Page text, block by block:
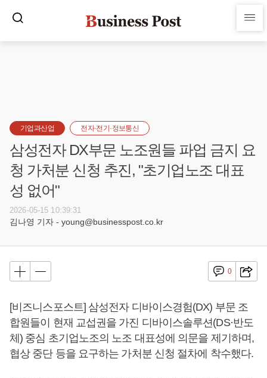
기업과산업 전자·전기·정보통신
삼성전자 DX부문 노조원들 파업 금지 요
청 가처분 신청 추진, "초기업노조 대표
성 없어"
2026-05-15 10:39:31
김나영 기자 - young@businesspost.co.kr
0
[비즈니스포스트] 삼성전자 디바이스경험(DX) 부문 조
합원들이 현재 교섭권을 가진 디바이스솔루션(DS·반도
체) 중심 초기업노조의 노조 대표성에 의문을 제기하며,
협상 중단 등을 요구하는 가처분 신청 절차에 착수했다.